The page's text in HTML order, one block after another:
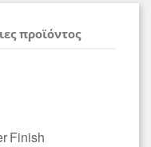
προϊόντος
Finish